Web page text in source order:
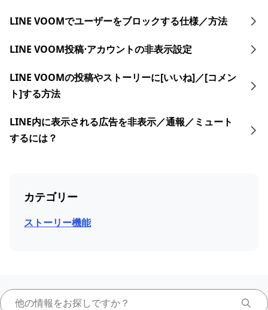
LINE VOOMでユーザーをブロックする仕様／方法
LINE VOOM投稿⋅アカウントの非表示設定
LINE VOOMの投稿やストーリーに[いいね]／[コメン
ト]する方法
LINE内に表示される広告を非表示／通報／ミュート
するには？
カテゴリー
ストーリー機能